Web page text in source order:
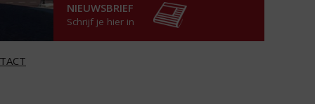
NIEUWSBRIEF
Schrijf je hier in